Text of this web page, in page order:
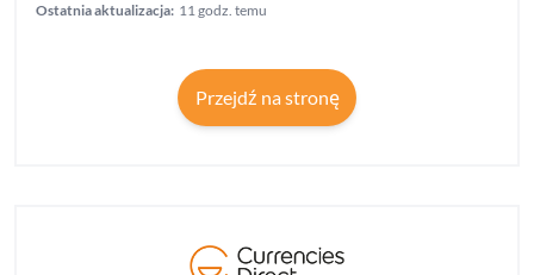
Ostatnia aktualizacja: 11 godz. temu
Przejdź na stronę